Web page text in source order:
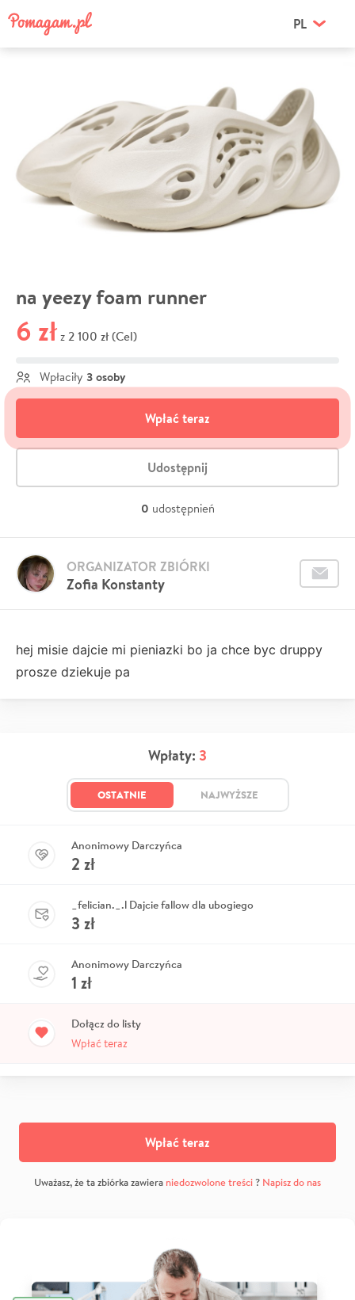
PL
na yeezy foam runner
6 zł z 2 100 zł (Cel)
Wpłaciły 3 osoby
Wpłać teraz
Udostępnij
0 udostępnień
Zofia Konstanty
ORGANIZATOR ZBIÓRKI
hej misie dajcie mi pieniazki bo ja chce byc druppy
prosze dziekuje pa
Wpłaty: 3
OSTATNIE NAJWYŻSZE
Anonimowy Darczyńca
2 zł
_felician._.l Dajcie fallow dla ubogiego
3 zł
Anonimowy Darczyńca
1 zł
Dołącz do listy
Wpłać teraz
Wpłać teraz
Uważasz, że ta zbiórka zawiera niedozwolone treści? Napisz do nas